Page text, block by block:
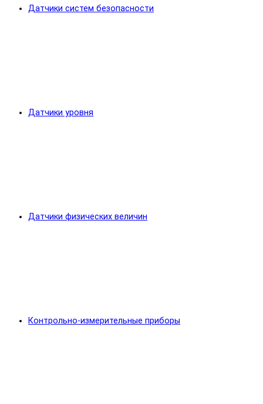
Датчики систем безопасности
Датчики уровня
Датчики физических величин
Контрольно-измерительные приборы